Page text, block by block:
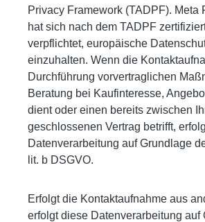
Privacy Framework (TADPF). Meta
hat sich nach dem TADPF
verpflichtet, europäische
einzuhalten. Wenn die
Durchführung vorvertraglichen
Beratung bei Kaufinteresse,
dient oder einen bereits zwischen
geschlossenen Vertrag betrifft,
Datenverarbeitung auf Grundlage
lit. b DSGVO.
Erfolgt die Kontaktaufnahme aus
erfolgt diese Datenverarbeitung auf